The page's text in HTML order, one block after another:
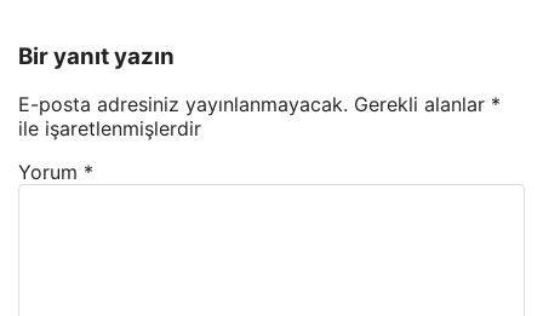
Bir yanıt yazın
E-posta adresiniz yayınlanmayacak. Gerekli alanlar *
ile işaretlenmişlerdir
Yorum *